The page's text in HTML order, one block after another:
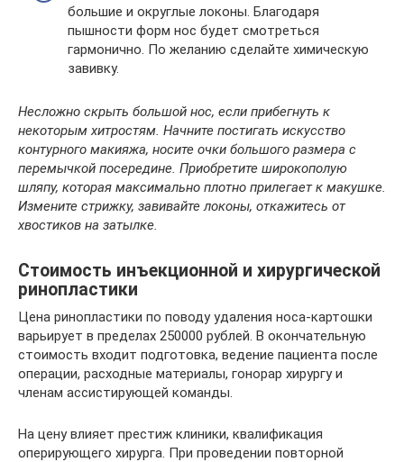
большие и округлые локоны. Благодаря
пышности форм нос будет смотреться
гармонично. По желанию сделайте химическую
завивку.
Несложно скрыть большой нос, если прибегнуть к
некоторым хитростям. Начните постигать искусство
контурного макияжа, носите очки большого размера с
перемычкой посередине. Приобретите широкополую
шляпу, которая максимально плотно прилегает к макушке.
Измените стрижку, завивайте локоны, откажитесь от
хвостиков на затылке.
Стоимость инъекционной и хирургической
ринопластики
Цена ринопластики по поводу удаления носа-картошки
варьирует в пределах 250000 рублей. В окончательную
стоимость входит подготовка, ведение пациента после
операции, расходные материалы, гонорар хирургу и
членам ассистирующей команды.
На цену влияет престиж клиники, квалификация
оперирующего хирурга. При проведении повторной